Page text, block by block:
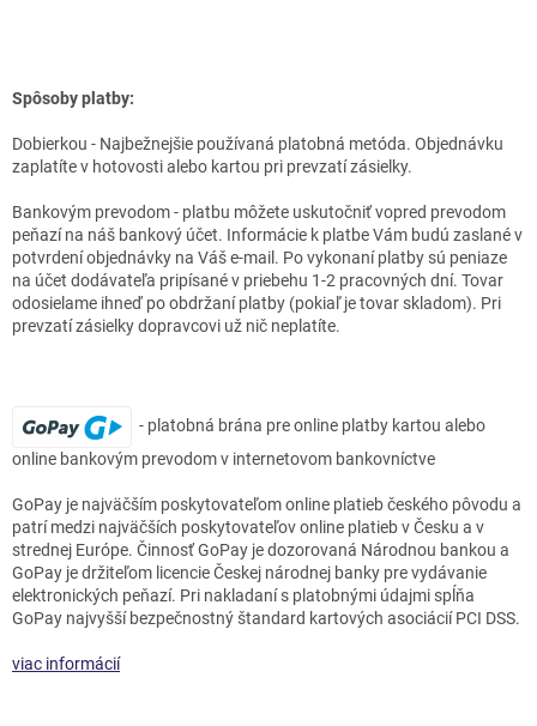
Spôsoby platby:
Dobierkou - Najbežnejšie používaná platobná metóda. Objednávku
zaplatíte v hotovosti alebo kartou pri prevzatí zásielky.
Bankovým prevodom - platbu môžete uskutočniť vopred prevodom
peňazí na náš bankový účet. Informácie k platbe Vám budú zaslané v
potvrdení objednávky na Váš e-mail. Po vykonaní platby sú peniaze
na účet dodávateľa pripísané v priebehu 1-2 pracovných dní. Tovar
odosielame ihneď po obdržaní platby (pokiaľ je tovar skladom). Pri
prevzatí zásielky dopravcovi už nič neplatíte.
- platobná brána pre online platby kartou alebo
online bankovým prevodom v internetovom bankovníctve
GoPay je najväčším poskytovateľom online platieb českého pôvodu a
patrí medzi najväčších poskytovateľov online platieb v Česku a v
strednej Európe. Činnosť GoPay je dozorovaná Národnou bankou a
GoPay je držiteľom licencie Českej národnej banky pre vydávanie
elektronických peňazí. Pri nakladaní s platobnými údajmi spĺňa
GoPay najvyšší bezpečnostný štandard kartových asociácií PCI DSS.
viac informácií